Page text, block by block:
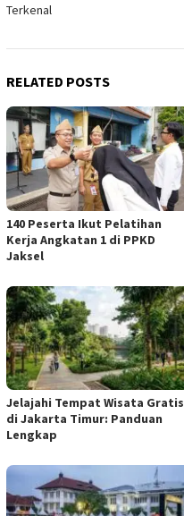
Terkenal
RELATED POSTS
140 Peserta Ikut Pelatihan
Kerja Angkatan 1 di PPKD
Jaksel
Jelajahi Tempat Wisata Gratis
di Jakarta Timur: Panduan
Lengkap